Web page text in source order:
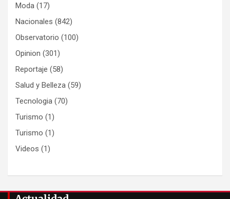
Moda (17)
Nacionales (842)
Observatorio (100)
Opinion (301)
Reportaje (58)
Salud y Belleza (59)
Tecnologia (70)
Turismo (1)
Turismo (1)
Videos (1)